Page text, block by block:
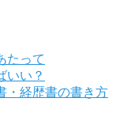
たって
いい？
・経歴書の書き方